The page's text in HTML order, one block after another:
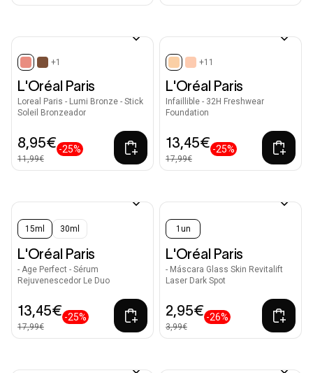
selected
+1
L'Oréal Paris
Loreal Paris - Lumi Bronze - Stick
Soleil Bronzeador
8,95€
11,99€
-25%
selected
+11
L'Oréal Paris
Infaillible - 32H Freshwear
Foundation
13,45€
17,99€
-25%
15ml 30ml
L'Oréal Paris
- Age Perfect - Sérum
Rejuvenescedor Le Duo
13,45€
17,99€
-25%
1un
L'Oréal Paris
- Máscara Glass Skin Revitalift
Laser Dark Spot
2,95€
3,99€
-26%